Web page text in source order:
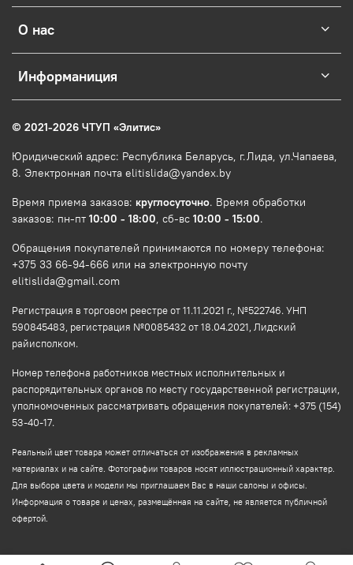
О нас
Информаниция
© 2021-2026 ЧТУП «Элитис»
Юридический адрес: Республика Беларусь, г.Лида, ул.Чапаева,
8. Электронная почта elitislida@yandex.by
Время приема заказов: круглосуточно. Время обработки
заказов: пн-пт 10:00 - 18:00, сб-вс 10:00 - 15:00.
Обращения покупателей принимаются по номеру телефона:
+375 33 66-94-666 или на электронную почту
elitislida@gmail.com
Регистрация в торговом реестре от 11.11.2021 г., №522746. УНП
590845483, регистрация №0085432 от 18.04.2021, Лидский
райисполком.
Номер телефона работников местных исполнительных и
распорядительных органов по месту государственной регистрации,
уполномоченных рассматривать обращения покупателей: +375 (154)
53-40-17.
Реальный цвет товара может отличаться от изображения в рекламных
материалах и на сайте. Фотографии товаров носят иллюстрационный характер.
Для выбора цвета и модели мы приглашаем Вас в наши салоны и офисы.
Информация о товаре и ценах, размещённая на сайте, не является публичной
офертой.